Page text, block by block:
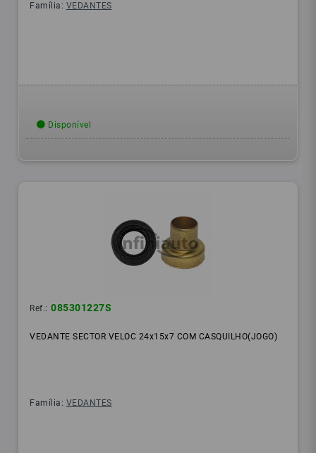
Família: VEDANTES
Disponível
Ref.: 085301227S
VEDANTE SECTOR VELOC 24x15x7 COM CASQUILHO(JOGO)
Família: VEDANTES